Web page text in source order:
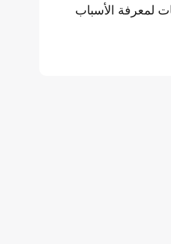
لمعرفة الأسباب